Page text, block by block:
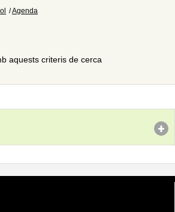
Agenda
aquests criteris de cerca